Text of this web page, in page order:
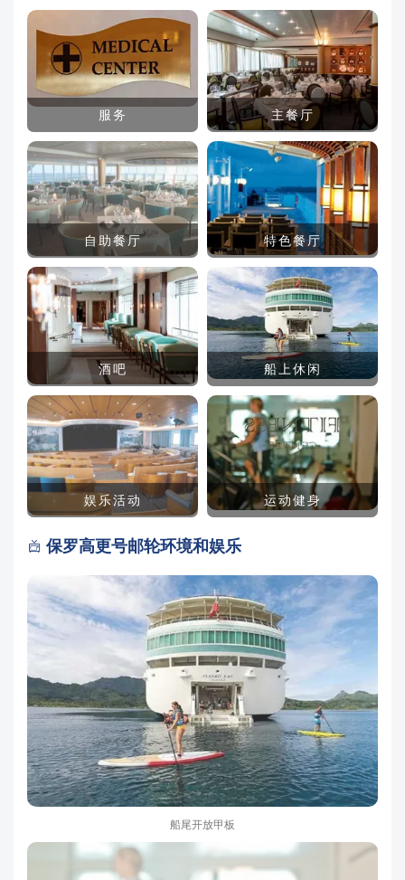
服务 主餐厅
自助餐厅 特色餐厅
酒吧 船上休闲
娱乐活动 运动健身
 保罗高更号邮轮环境和娱乐
船尾开放甲板